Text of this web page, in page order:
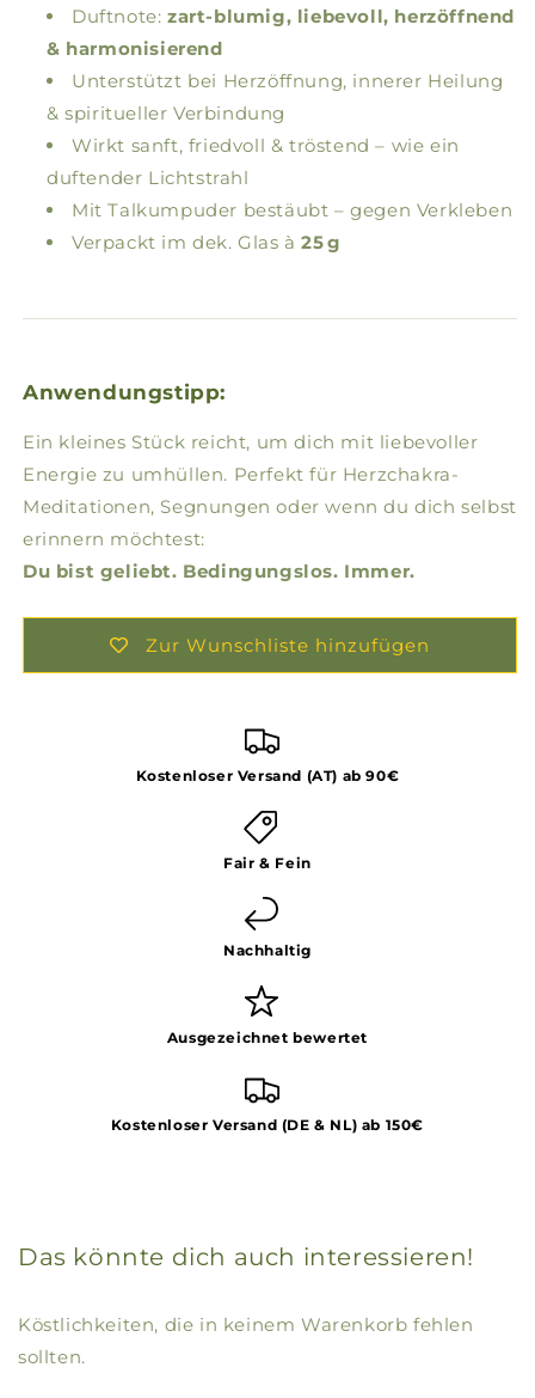
Duftnote: zart-blumig, liebevoll, herzöffnend
& harmonisierend
Unterstützt bei Herzöffnung, innerer Heilung
& spiritueller Verbindung
Wirkt sanft, friedvoll & tröstend – wie ein
duftender Lichtstrahl
Mit Talkumpuder bestäubt – gegen Verkleben
Verpackt im dek. Glas à25 g
Anwendungstipp:
Ein kleines Stück reicht, um dich mit liebevoller
Energie zu umhüllen. Perfekt für Herzchakra-
Meditationen, Segnungen oder wenn du dich selbst
erinnern möchtest:
Du bist geliebt. Bedingungslos. Immer.
Zur Wunschliste hinzufügen
Kostenloser Versand (AT) ab 90€
Fair & Fein
Nachhaltig
Ausgezeichnet bewertet
Kostenloser Versand (DE & NL) ab 150€
Das könnte dich auch interessieren!
Köstlichkeiten, die in keinem Warenkorb fehlen
sollten.